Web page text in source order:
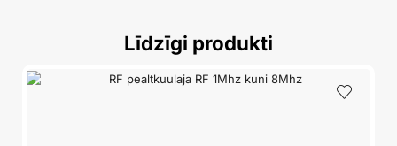
Līdzīgi produkti